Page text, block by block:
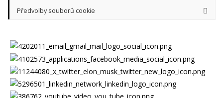
Předvolby souborů cookie